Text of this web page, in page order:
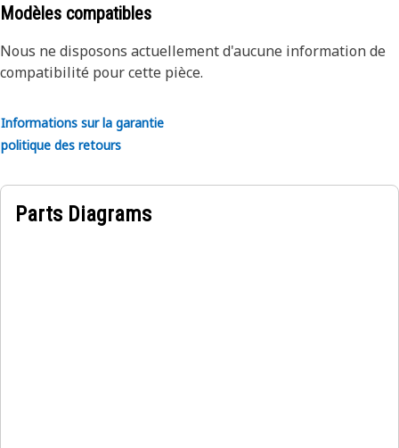
Modèles compatibles
Nous ne disposons actuellement d'aucune information de
compatibilité pour cette pièce.
Informations sur la garantie
politique des retours
Parts Diagrams